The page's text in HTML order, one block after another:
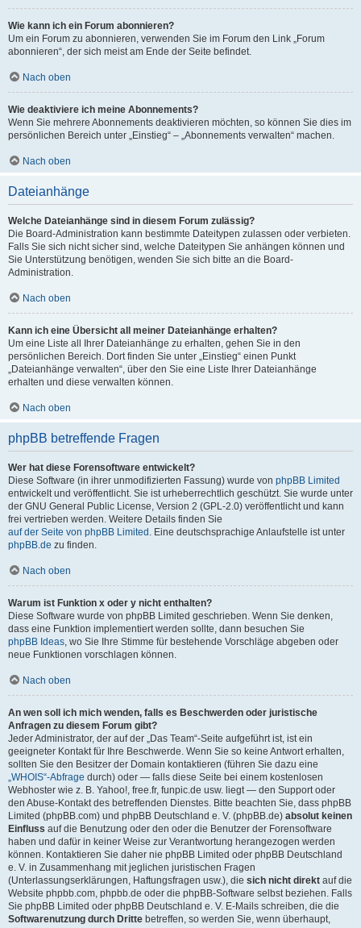
Wie kann ich ein Forum abonnieren?
Um ein Forum zu abonnieren, verwenden Sie im Forum den Link „Forum
abonnieren“, der sich meist am Ende der Seite befindet.
Nach oben
Wie deaktiviere ich meine Abonnements?
Wenn Sie mehrere Abonnements deaktivieren möchten, so können Sie dies im
persönlichen Bereich unter „Einstieg“ – „Abonnements verwalten“ machen.
Nach oben
Dateianhänge
Welche Dateianhänge sind in diesem Forum zulässig?
Die Board-Administration kann bestimmte Dateitypen zulassen oder verbieten.
Falls Sie sich nicht sicher sind, welche Dateitypen Sie anhängen können und
Sie Unterstützung benötigen, wenden Sie sich bitte an die Board-
Administration.
Nach oben
Kann ich eine Übersicht all meiner Dateianhänge erhalten?
Um eine Liste all Ihrer Dateianhänge zu erhalten, gehen Sie in den
persönlichen Bereich. Dort finden Sie unter „Einstieg“ einen Punkt
„Dateianhänge verwalten“, über den Sie eine Liste Ihrer Dateianhänge
erhalten und diese verwalten können.
Nach oben
phpBB betreffende Fragen
Wer hat diese Forensoftware entwickelt?
Diese Software (in ihrer unmodifizierten Fassung) wurde von phpBB Limited
entwickelt und veröffentlicht. Sie ist urheberrechtlich geschützt. Sie wurde unter
der GNU General Public License, Version 2 (GPL-2.0) veröffentlicht und kann
frei vertrieben werden. Weitere Details finden Sie
auf der Seite von phpBB Limited . Eine deutschsprachige Anlaufstelle ist unter
phpBB.de zu finden.
Nach oben
Warum ist Funktion x oder y nicht enthalten?
Diese Software wurde von phpBB Limited geschrieben. Wenn Sie denken,
dass eine Funktion implementiert werden sollte, dann besuchen Sie
phpBB Ideas, wo Sie Ihre Stimme für bestehende Vorschläge abgeben oder
neue Funktionen vorschlagen können.
Nach oben
An wen soll ich mich wenden, falls es Beschwerden oder juristische
Anfragen zu diesem Forum gibt?
Jeder Administrator, der auf der „Das Team“-Seite aufgeführt ist, ist ein
geeigneter Kontakt für Ihre Beschwerde. Wenn Sie so keine Antwort erhalten,
sollten Sie den Besitzer der Domain kontaktieren (führen Sie dazu eine
„WHOIS“-Abfrage durch) oder — falls diese Seite bei einem kostenlosen
Webhoster wie z. B. Yahoo!, free.fr, funpic.de usw. liegt — den Support oder
den Abuse-Kontakt des betreffenden Dienstes. Bitte beachten Sie, dass phpBB
Limited (phpBB.com) und phpBB Deutschland e. V. (phpBB.de) absolut keinen
Einfluss auf die Benutzung oder den oder die Benutzer der Forensoftware
haben und dafür in keiner Weise zur Verantwortung herangezogen werden
können. Kontaktieren Sie daher nie phpBB Limited oder phpBB Deutschland
e. V. in Zusammenhang mit jeglichen juristischen Fragen
(Unterlassungserklärungen, Haftungsfragen usw.), die sich nicht direkt auf die
Website phpbb.com, phpbb.de oder die phpBB-Software selbst beziehen. Falls
Sie phpBB Limited oder phpBB Deutschland e. V. E-Mails schreiben, die die
Softwarenutzung durch Dritte betreffen, so werden Sie, wenn überhaupt,